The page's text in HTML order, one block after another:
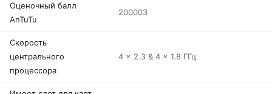
Оценочный балл
AnTuTu
200003
Скорость
центрального
процессора
4 x 2.3 & 4 x 1.8 ГГц